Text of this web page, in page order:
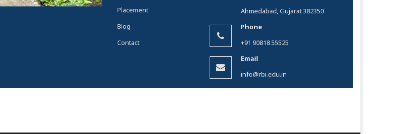
Placement
Blog
Contact
Ahmedabad, Gujarat 382350
Phone
+91 90818 55525
Email
info@rbi.edu.in